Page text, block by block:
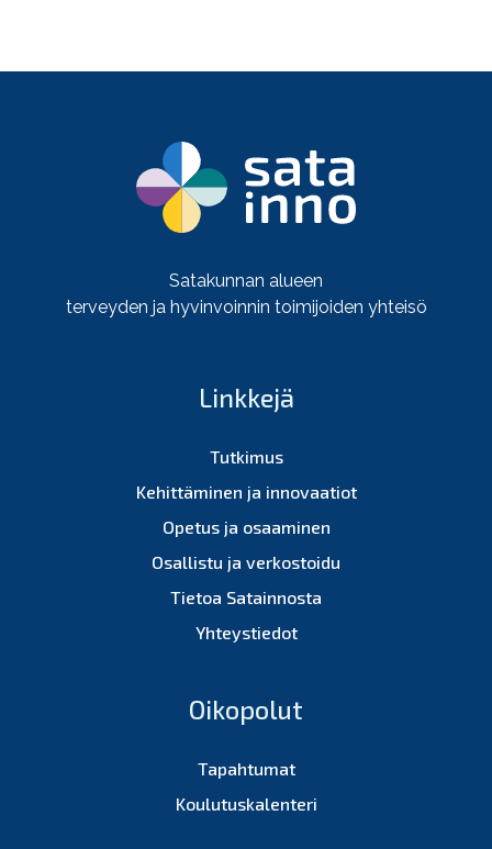
Satakunnan alueen
terveyden ja hyvinvoinnin toimijoiden yhteisö
Linkkejä
Tutkimus
Kehittäminen ja innovaatiot
Opetus ja osaaminen
Osallistu ja verkostoidu
Tietoa Satainnosta
Yhteystiedot
Oikopolut
Tapahtumat
Koulutuskalenteri